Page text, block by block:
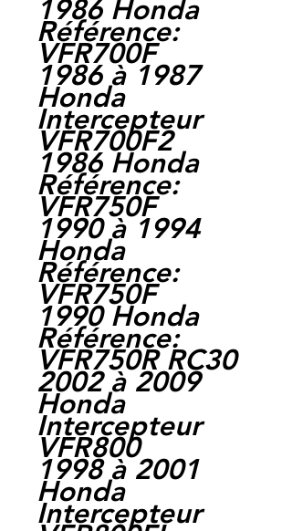
1986 Honda
Référence:
VFR700F
1986 à 1987
Honda
Intercepteur
VFR700F2
1986 Honda
Référence:
VFR750F
1990 à 1994
Honda
Référence:
VFR750F
1990 Honda
Référence:
VFR750R RC30
2002 à 2009
Honda
Intercepteur
VFR800
1998 à 2001
Honda
Intercepteur